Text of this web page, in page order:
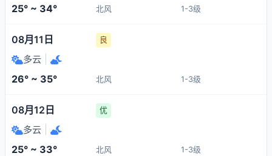
25° ~ 34° 北风 1-3级
08月11日 良
多云
26° ~ 35° 北风 1-3级
08月12日 优
多云
25° ~ 33° 北风 1-3级